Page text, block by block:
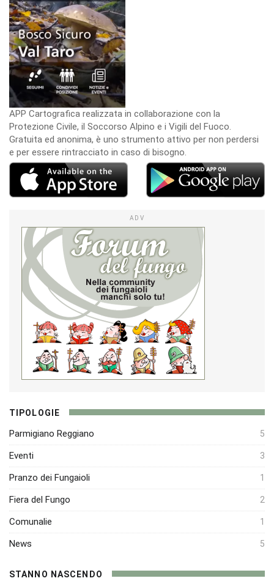
APP Cartografica realizzata in collaborazione con la
Protezione Civile, il Soccorso Alpino e i Vigili del Fuoco.
Gratuita ed anonima, è uno strumento attivo per non perdersi
e per essere rintracciato in caso di bisogno.
ADV
TIPOLOGIE
Parmigiano Reggiano 5
Eventi 3
Pranzo dei Fungaioli 1
Fiera del Fungo 2
Comunalie 1
News 5
STANNO NASCENDO